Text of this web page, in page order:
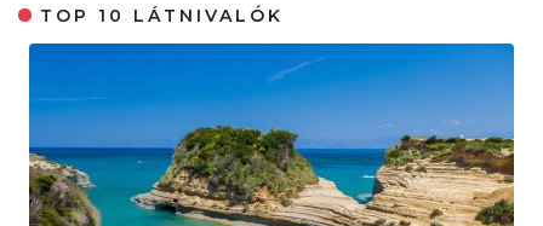
TOP 10 LÁTNIVALÓK